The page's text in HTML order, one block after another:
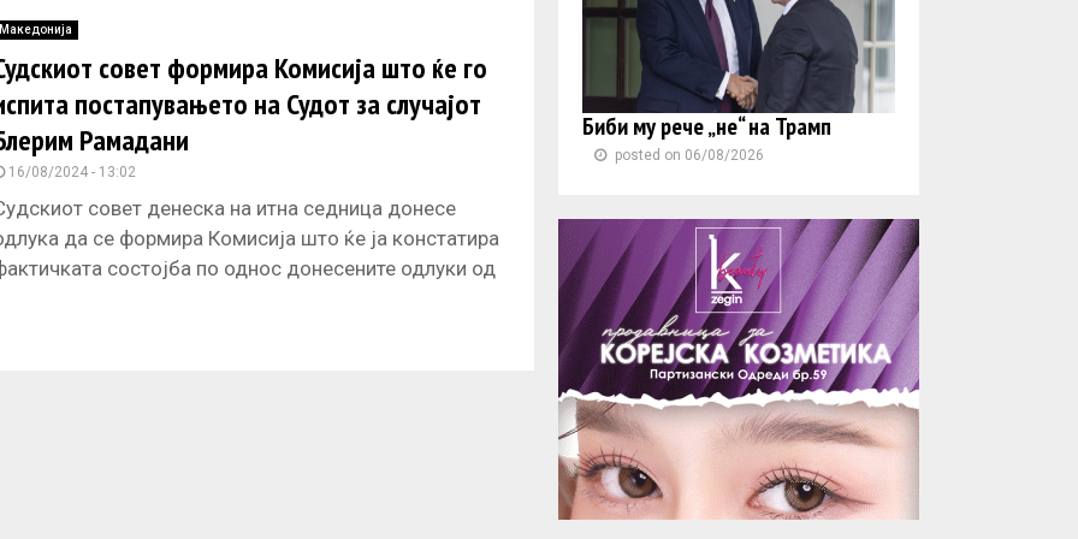
Македонија
совет формира Комисија што ќе го
постапувањето на Судот за случајот
Рамадани
16/08/2024 - 13:02
совет денеска на итна седница донесе
да се формира Комисија што ќе ја констатира
состојба по однос донесените одлуки од
Биби му рече „не“ на Трамп
posted on 06/08/2026